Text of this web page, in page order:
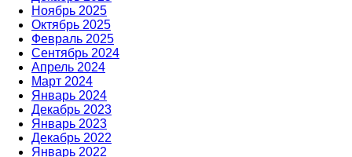
Ноябрь 2025
Октябрь 2025
Февраль 2025
Сентябрь 2024
Апрель 2024
Март 2024
Январь 2024
Декабрь 2023
Январь 2023
Декабрь 2022
Январь 2022